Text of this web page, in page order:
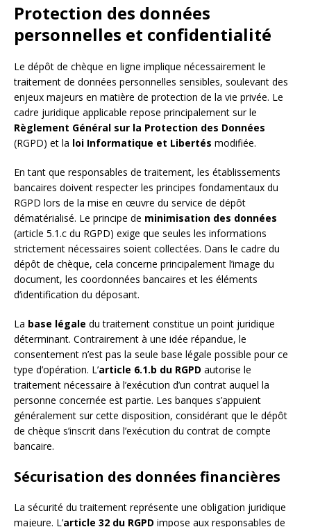
Protection des données
personnelles et confidentialité
Le dépôt de chèque en ligne implique nécessairement le
traitement de données personnelles sensibles, soulevant des
enjeux majeurs en matière de protection de la vie privée. Le
cadre juridique applicable repose principalement sur le
Règlement Général sur la Protection des Données
(RGPD) et la loi Informatique et Libertés modifiée.
En tant que responsables de traitement, les établissements
bancaires doivent respecter les principes fondamentaux du
RGPD lors de la mise en œuvre du service de dépôt
dématérialisé. Le principe de minimisation des données
(article 5.1.c du RGPD) exige que seules les informations
strictement nécessaires soient collectées. Dans le cadre du
dépôt de chèque, cela concerne principalement l’image du
document, les coordonnées bancaires et les éléments
d’identification du déposant.
La base légale du traitement constitue un point juridique
déterminant. Contrairement à une idée répandue, le
consentement n’est pas la seule base légale possible pour ce
type d’opération. L’article 6.1.b du RGPD autorise le
traitement nécessaire à l’exécution d’un contrat auquel la
personne concernée est partie. Les banques s’appuient
généralement sur cette disposition, considérant que le dépôt
de chèque s’inscrit dans l’exécution du contrat de compte
bancaire.
Sécurisation des données financières
La sécurité du traitement représente une obligation juridique
majeure. L’article 32 du RGPD impose aux responsables de